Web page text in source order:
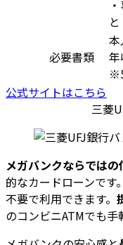
と
必要書類
公式サイトはこちら
三菱
メガバンクならでは
的なカードローンで
不要で利用できます。
のコンビニATMでも手